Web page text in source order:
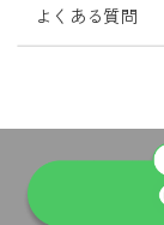
よくある質問